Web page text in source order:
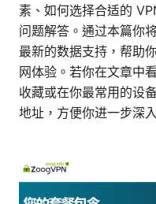
素、如何选择合适的
问题解答。通过本篇你
最新的数据支持，帮助
网体验。若你在文章中
收藏或在你最常用的设
地址，方便你进一步深